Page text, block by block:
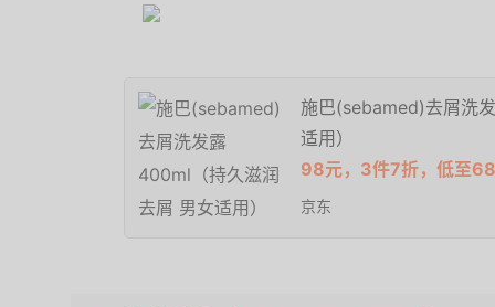
施巴(sebamed)去屑洗
适用）
98元，3件7折，低至
京东